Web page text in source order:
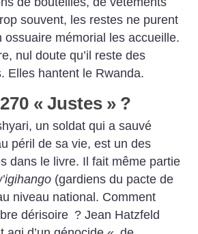
souvent, les restes ne purent
ossuaire mémorial les accueille.
nul doute qu’il reste des
Elles hantent le Rwanda.
« Justes » ?
un soldat qui a sauvé
péril de sa vie, est un des
dans le livre. Il fait même partie
(gardiens du pacte de
niveau national. Comment
dérisoire ? Jean Hatzfeld